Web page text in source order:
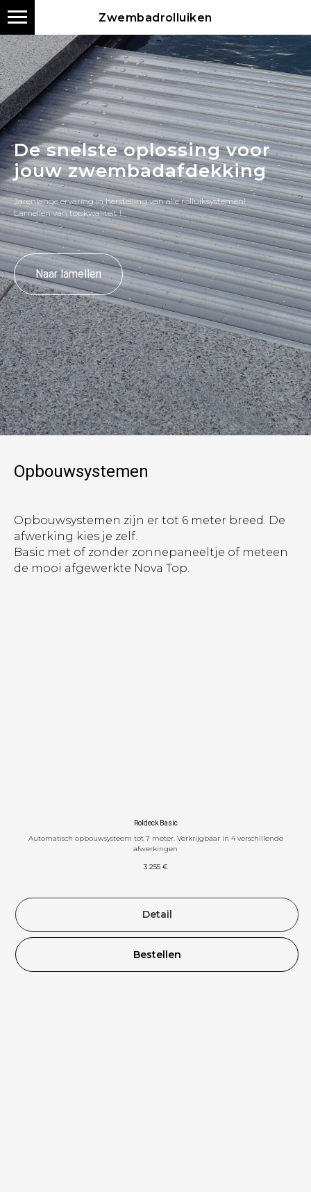
Zwembadrolluiken
De snelste oplossing voor
jouw zwembadafdekking
Jarenlange ervaring in herstelling van alle rolluiksystemen!
Lamellen van topkwaliteit !
Naar lamellen
Opbouwsystemen
Opbouwsystemen zijn er tot 6 meter breed. De
afwerking kies je zelf.
Basic met of zonder zonnepaneeltje of meteen
de mooi afgewerkte Nova Top.
Roldeck Basic
Automatisch opbouwsysteem tot 7 meter. Verkrijgbaar in 4 verschillende
afwerkingen
3 255 €
Detail
Bestellen